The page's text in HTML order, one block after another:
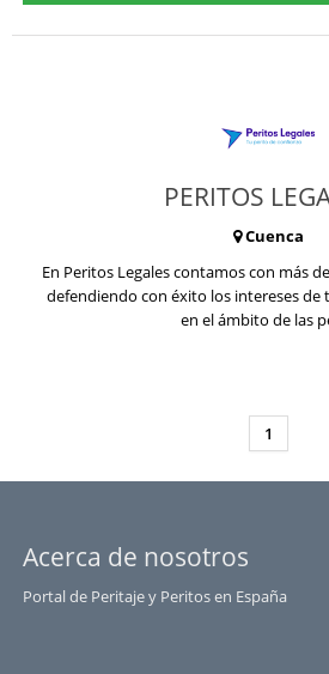
PERITOS
Cuenca
En Peritos Legales contamos con más
defendiendo con éxito los intereses de
en el ámbito de las
1
Acerca de nosotros
Portal de Peritaje y Peritos en España